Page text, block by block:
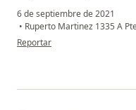
6 de septiembre de 2021
• Ruperto Martinez 1335 A
en opinión del usuario Ricardo
Reportar